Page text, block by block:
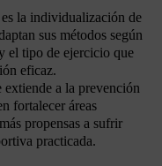
la individualización de
sus métodos según
el tipo de ejercicio que
eficaz.
extiende a la prevención
fortalecer áreas
propensas a sufrir
practicada.